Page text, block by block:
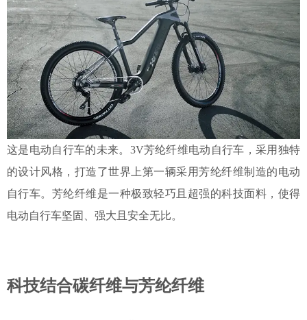
这是电动自行车的未来。 3V芳纶纤维电动自行车，采用独特
的设计风格， 打造了世界上第一辆采用芳纶纤维制造的电动
自行车。 芳纶纤维是一种极致轻巧且超强的科技面料， 使得
电动自行车坚固、强大且安全无比。
科技结合碳纤维与芳纶纤维